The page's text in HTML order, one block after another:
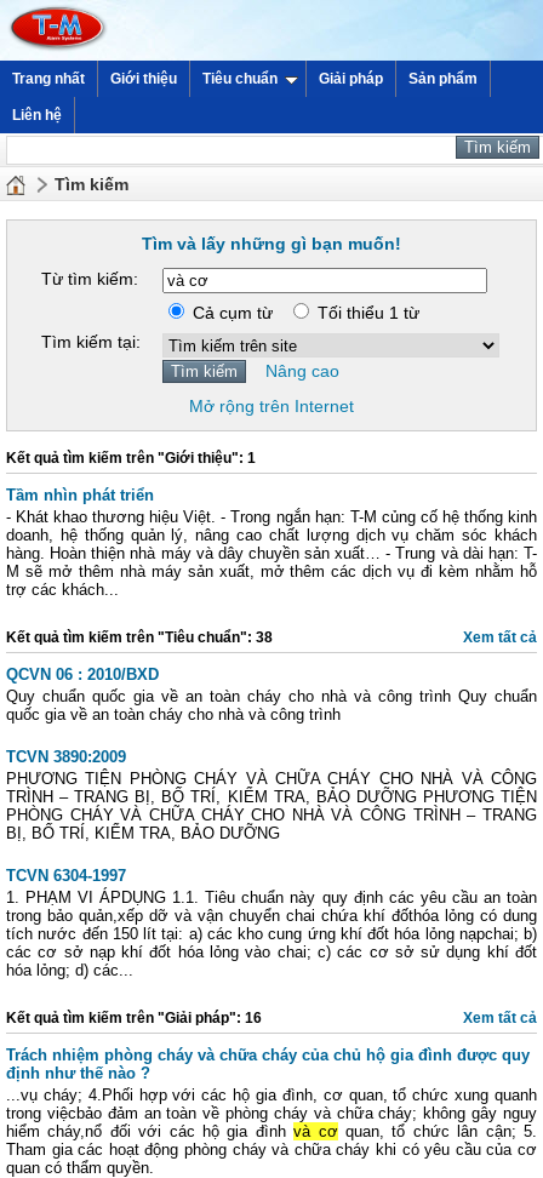
Trang nhất Giới thiệu Tiêu chuẩn Giải pháp Sản phẩm
Liên hệ
Tìm kiếm
Tìm và lấy những gì bạn muốn!
Từ tìm kiếm:
Cả cụm từ
Tối thiểu 1 từ
Tìm kiếm tại:
Nâng cao
Mở rộng trên Internet
Kết quả tìm kiếm trên "Giới thiệu": 1
Tầm nhìn phát triển
- Khát khao thương hiệu Việt. - Trong ngắn hạn: T-M củng cố hệ thống kinh
doanh, hệ thống quản lý, nâng cao chất lượng dịch vụ chăm sóc khách
hàng. Hoàn thiện nhà máy và dây chuyền sản xuất… - Trung và dài hạn: T-
M sẽ mở thêm nhà máy sản xuất, mở thêm các dịch vụ đi kèm nhằm hỗ
trợ các khách...
Xem tất cả
Kết quả tìm kiếm trên "Tiêu chuẩn": 38
QCVN 06 : 2010/BXD
Quy chuẩn quốc gia về an toàn cháy cho nhà và công trình Quy chuẩn
quốc gia về an toàn cháy cho nhà và công trình
TCVN 3890:2009
PHƯƠNG TIỆN PHÒNG CHÁY VÀ CHỮA CHÁY CHO NHÀ VÀ CÔNG
TRÌNH – TRANG BỊ, BỐ TRÍ, KIỂM TRA, BẢO DƯỠNG PHƯƠNG TIỆN
PHÒNG CHÁY VÀ CHỮA CHÁY CHO NHÀ VÀ CÔNG TRÌNH – TRANG
BỊ, BỐ TRÍ, KIỂM TRA, BẢO DƯỠNG
TCVN 6304-1997
1. PHẠM VI ÁPDỤNG 1.1. Tiêu chuẩn này quy định các yêu cầu an toàn
trong bảo quản,xếp dỡ và vận chuyển chai chứa khí đốthóa lỏng có dung
tích nước đến 150 lít tại: a) các kho cung ứng khí đốt hóa lỏng nạpchai; b)
các cơ sở nạp khí đốt hóa lỏng vào chai; c) các cơ sở sử dụng khí đốt
hóa lỏng; d) các...
Xem tất cả
Kết quả tìm kiếm trên "Giải pháp": 16
Trách nhiệm phòng cháy và chữa cháy của chủ hộ gia đình được quy
định như thế nào ?
...vụ cháy; 4.Phối hợp với các hộ gia đình, cơ quan, tổ chức xung quanh
trong việcbảo đảm an toàn về phòng cháy và chữa cháy; không gây nguy
hiểm cháy,nổ đối với các hộ gia đìnhvà cơquan, tổ chức lân cận; 5.
Tham gia các hoạt động phòng cháy và chữa cháy khi có yêu cầu của cơ
quan có thẩm quyền.